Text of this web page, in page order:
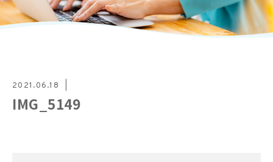
2021.06.18
IMG_5149